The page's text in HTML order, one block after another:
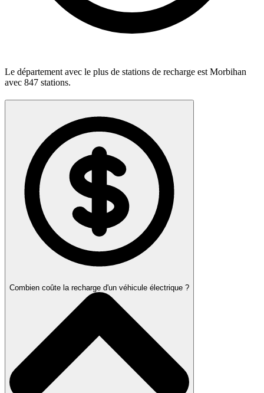
Le département avec le plus de stations de recharge est Morbihan
avec 847 stations.
Combien coûte la recharge d'un véhicule électrique ?